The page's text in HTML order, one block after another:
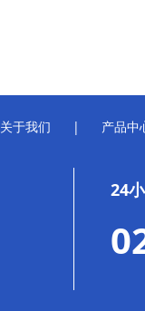
关于我们 | 产品中
24